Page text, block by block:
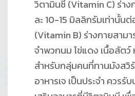
วิตามินซี (Vitamin C) ร่า
ละ 10-15 มิลลิกรัมเท่านั้น
(Vitamin B) ร่างกายสาม
จำพวกนม ไข่แดง เนื้อสัตว์
สำหรับกลุ่มคนที่ทานมังสวิ
อาหารเจ เป็นประจำ ควร